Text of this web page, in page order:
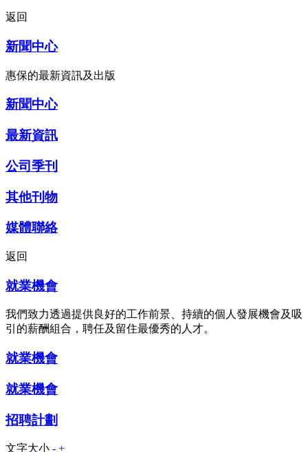
返回
新聞中心
惠保的最新資訊及出版
新聞中心
最新資訊
公司季刊
其他刊物
媒體聯絡
返回
就業機會
我們致力透過提供良好的工作前景、持續的個人發展機會及吸
引的薪酬組合，聘任及留住最優秀的人才。
就業機會
就業機會
招聘計劃
文字大小 - +